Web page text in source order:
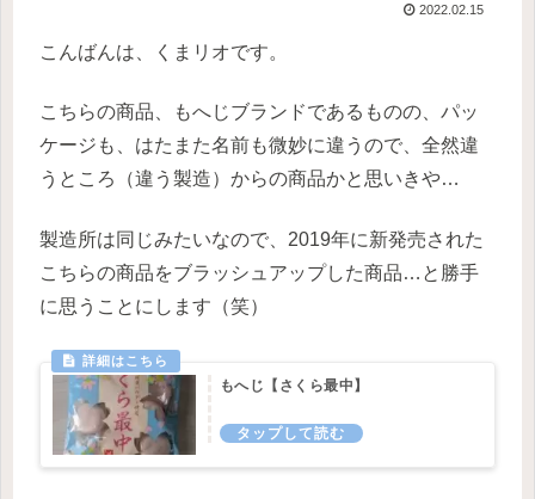
2022.02.15
こんばんは、くまリオです。
こちらの商品、もへじブランドであるものの、パッ
ケージも、はたまた名前も微妙に違うので、全然違
うところ（違う製造）からの商品かと思いきや…
製造所は同じみたいなので、2019年に新発売された
こちらの商品をブラッシュアップした商品…と勝手
に思うことにします（笑）
もへじ【さくら最中】